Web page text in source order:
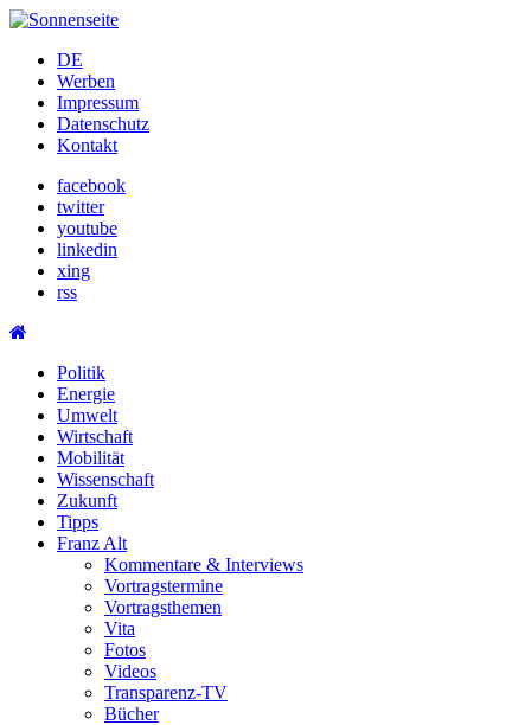
Skip
contentDE
Werben
Impressum
Datenschutz
Kontakt
facebook
twitter
youtube
linkedin
xing
rss
Politik
Energie
Umwelt
Wirtschaft
Mobilität
Wissenschaft
Zukunft
Tipps
Franz Alt
Kommentare & Interviews
Vortragstermine
Vortragsthemen
Vita
Fotos
Videos
Transparenz-TV
Bücher